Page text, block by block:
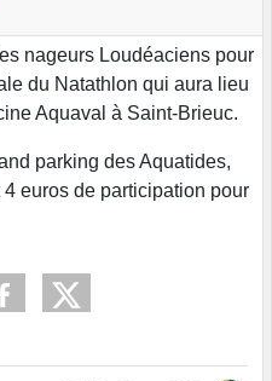
nageurs Loudéaciens pour
du Natathlon qui aura lieu
Aquaval à Saint-Brieuc.
parking des Aquatides,
euros de participation pour